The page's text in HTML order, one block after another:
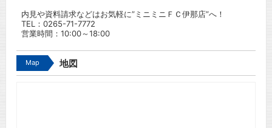
内見や資料請求などはお気軽に”ミニミニＦＣ伊那店”へ！
TEL： 0265-71-7772
営業時間：10:00～18:00
Map 地図